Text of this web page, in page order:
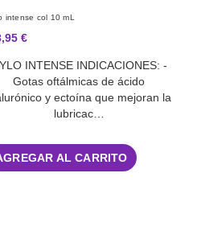
intense col 10 mL
€
INTENSE INDICACIONES: -
Gotas oftálmicas de ácido
y ectoína que mejoran la
lubricac…
AL CARRITO